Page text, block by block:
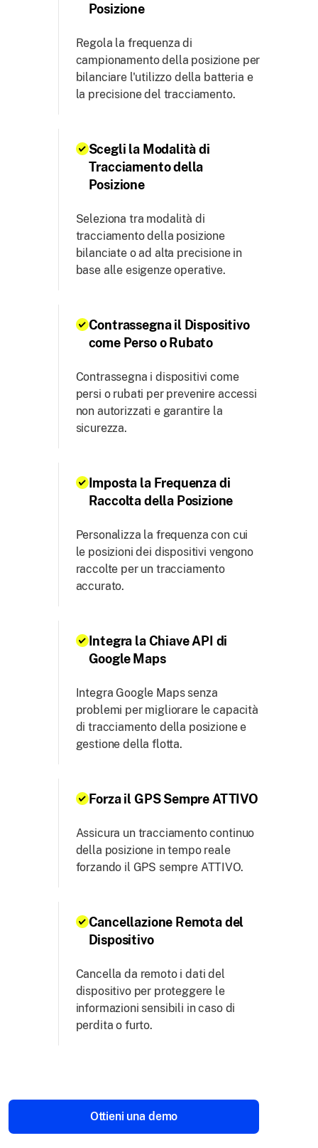
Posizione
Regola la frequenza di
campionamento della posizione per
bilanciare l'utilizzo della batteria e
la precisione del tracciamento.
Scegli la Modalità di
Tracciamento della
Posizione
Seleziona tra modalità di
tracciamento della posizione
bilanciate o ad alta precisione in
base alle esigenze operative.
Contrassegna il Dispositivo
come Perso o Rubato
Contrassegna i dispositivi come
persi o rubati per prevenire accessi
non autorizzati e garantire la
sicurezza.
Imposta la Frequenza di
Raccolta della Posizione
Personalizza la frequenza con cui
le posizioni dei dispositivi vengono
raccolte per un tracciamento
accurato.
Integra la Chiave API di
Google Maps
Integra Google Maps senza
problemi per migliorare le capacità
di tracciamento della posizione e
gestione della flotta.
Forza il GPS Sempre ATTIVO
Assicura un tracciamento continuo
della posizione in tempo reale
forzando il GPS sempre ATTIVO.
Cancellazione Remota del
Dispositivo
Cancella da remoto i dati del
dispositivo per proteggere le
informazioni sensibili in caso di
perdita o furto.
Ottieni una demo